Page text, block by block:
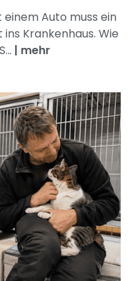
Auto muss ein
Krankenhaus. Wie
| mehr